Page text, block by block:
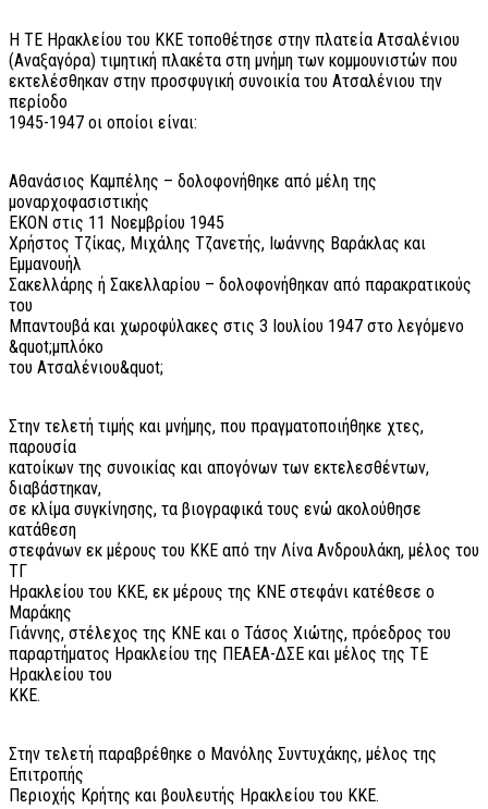
Η ΤΕ Ηρακλείου του ΚΚΕ τοποθέτησε στην πλατεία Ατσαλένιου
(Αναξαγόρα) τιμητική πλακέτα στη μνήμη των κομμουνιστών που
εκτελέσθηκαν στην προσφυγική συνοικία του Ατσαλένιου την
περίοδο
1945-1947 οι οποίοι είναι:
Αθανάσιος Καμπέλης – δολοφονήθηκε από μέλη της
μοναρχοφασιστικής
ΕΚΟΝ στις 11 Νοεμβρίου 1945
Χρήστος Τζίκας, Μιχάλης Τζανετής, Ιωάννης Βαράκλας και
Εμμανουήλ
Σακελλάρης ή Σακελλαρίου – δολοφονήθηκαν από παρακρατικούς
του
Μπαντουβά και χωροφύλακες στις 3 Ιουλίου 1947 στο λεγόμενο
&quot;μπλόκο
του Ατσαλένιου&quot;
Στην τελετή τιμής και μνήμης, που πραγματοποιήθηκε χτες,
παρουσία
κατοίκων της συνοικίας και απογόνων των εκτελεσθέντων,
διαβάστηκαν,
σε κλίμα συγκίνησης, τα βιογραφικά τους ενώ ακολούθησε
κατάθεση
στεφάνων εκ μέρους του ΚΚΕ από την Λίνα Ανδρουλάκη, μέλος του
ΤΓ
Ηρακλείου του ΚΚΕ, εκ μέρους της ΚΝΕ στεφάνι κατέθεσε ο
Μαράκης
Γιάννης, στέλεχος της ΚΝΕ και ο Τάσος Χιώτης, πρόεδρος του
παραρτήματος Ηρακλείου της ΠΕΑΕΑ-ΔΣΕ και μέλος της ΤΕ
Ηρακλείου του
ΚΚΕ.
Στην τελετή παραβρέθηκε ο Μανόλης Συντυχάκης, μέλος της
Επιτροπής
Περιοχής Κρήτης και βουλευτής Ηρακλείου του ΚΚΕ.